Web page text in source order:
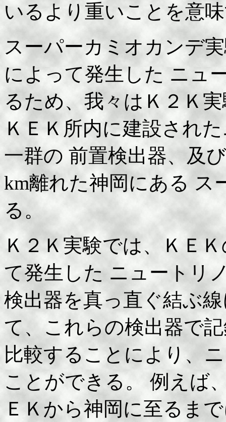
いるより重いことを意
スーパーカミオカンデ
によって発生した ニュ
るため、我々はＫ２Ｋ
ＫＥＫ所内に建設され
一群の 前置検出器、及
km離れた神岡にある ス
る。
Ｋ２Ｋ実験では、ＫＥ
て発生した ニュートリ
検出器を真っ直ぐ結ぶ
て、これらの検出器で
比較することにより、
ことができる。 例えば
ＥＫから神岡に至るま